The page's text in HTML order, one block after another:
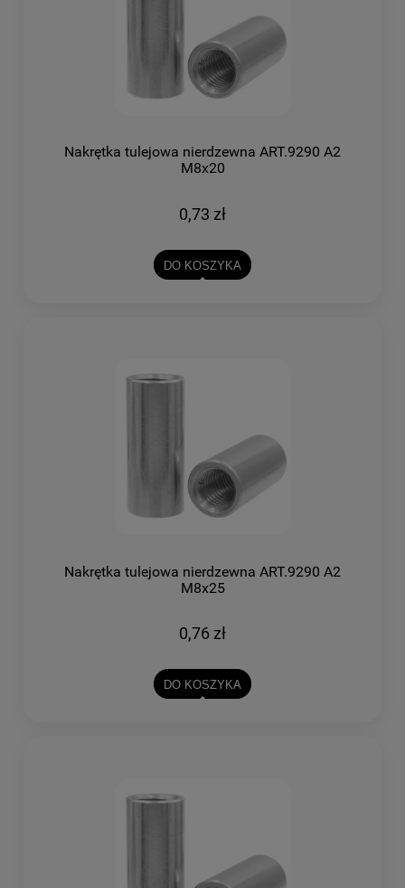
Nakrętka tulejowa nierdzewna ART.9290 A2
M8x20
0,73 zł
DO KOSZYKA
Nakrętka tulejowa nierdzewna ART.9290 A2
M8x25
0,76 zł
DO KOSZYKA